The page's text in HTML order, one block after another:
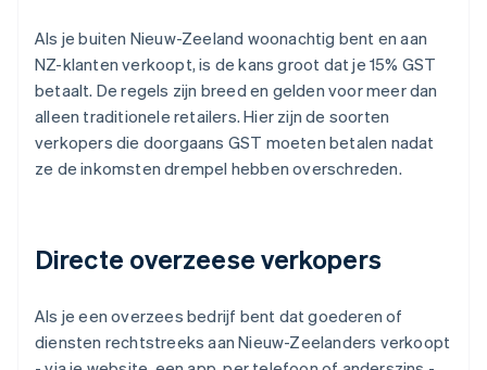
Als je buiten Nieuw-Zeeland woonachtig bent en aan
NZ-klanten verkoopt, is de kans groot dat je 15% GST
betaalt. De regels zijn breed en gelden voor meer dan
alleen traditionele retailers. Hier zijn de soorten
verkopers die doorgaans GST moeten betalen nadat
ze de inkomsten drempel hebben overschreden.
Directe overzeese verkopers
Als je een overzees bedrijf bent dat goederen of
diensten rechtstreeks aan Nieuw-Zeelanders verkoopt